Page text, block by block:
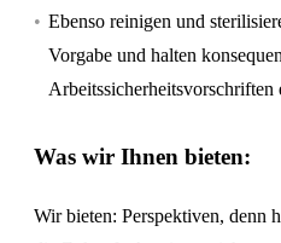
Ebenso reinigen und
Vorgabe und halten
Arbeitssicherheitsvorschriften
Was wir Ihnen bieten:
Wir bieten: Perspektiven, denn